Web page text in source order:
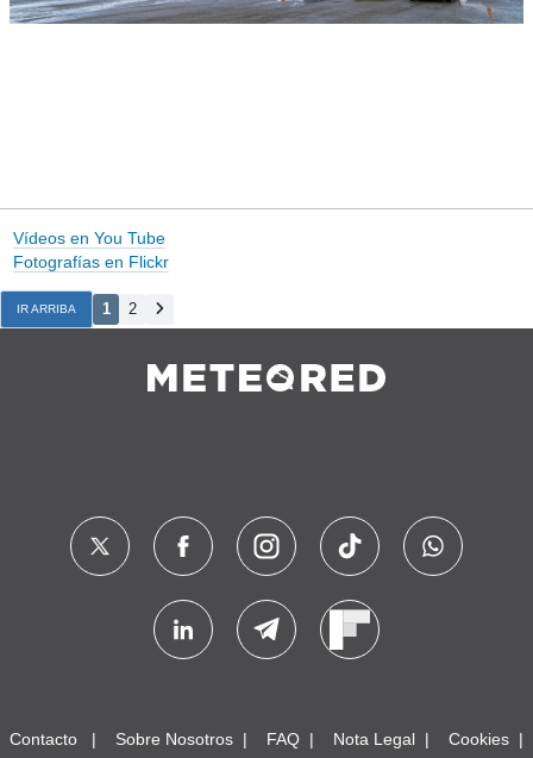
Vídeos en You Tube
Fotografías en Flickr
IR ARRIBA 1 2
Contacto Sobre Nosotros FAQ Nota Legal Cookies